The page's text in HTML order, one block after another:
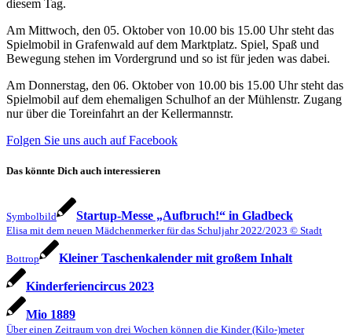
diesem Tag.
Am Mittwoch, den 05. Oktober von 10.00 bis 15.00 Uhr steht das
Spielmobil in Grafenwald auf dem Marktplatz. Spiel, Spaß und
Bewegung stehen im Vordergrund und so ist für jeden was dabei.
Am Donnerstag, den 06. Oktober von 10.00 bis 15.00 Uhr steht das
Spielmobil auf dem ehemaligen Schulhof an der Mühlenstr. Zugang
nur über die Toreinfahrt an der Kellermannstr.
Folgen Sie uns auch auf Facebook
Das könnte Dich auch interessieren
Symbolbild Startup-Messe „Aufbruch!“ in Gladbeck
Elisa mit dem neuen Mädchenmerker für das Schuljahr 2022/2023 © Stadt
Bottrop Kleiner Taschenkalender mit großem Inhalt
Kinderferiencircus 2023
Mio 1889
Über einen Zeitraum von drei Wochen können die Kinder (Kilo-)meter